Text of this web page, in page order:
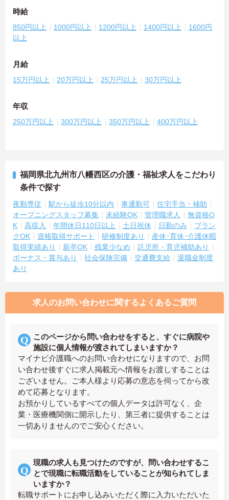
時給
850円以上 1000円以上 1200円以上 1400円以上
1600円
以上
月給
15万円以上 20万円以上 25万円以上 30万円以上
年収
250万円以上 300万円以上 350万円以上 400万円以上
福岡県北九州市八幡西区の介護・福祉求人をこだわり
条件で探す
夜勤専従 駅から徒歩10分以内 車通勤可
住宅手当・補助
オープニングスタッフ募集
未経験OK 管理職求人
無資格O
K
高収入 年間休日110日以上 土日祝休 日勤のみ
ブラン
クOK
資格取得サポート 研修制度あり
産休･育休･介護休暇
取得実績あり
新卒OK 残業少なめ
託児所・育児補助あり
ボーナス・賞与あり
社会保険完備 交通費支給
退職金制度
あり
求人のお問い合わせに関するよくあるご質問
このページから問い合わせをすると、すぐに病院や
施設に個人情報が渡されてしまいますか？
マイナビ介護職へのお問い合わせになりますので、お問
い合わせ後すぐに求人掲載元へ情報をお渡しすることは
ございません。ご本人様より応募の意志を伺ってから改
めて応募となります。
お預かりしているすべての個人データは許可なく、企
業・医療機関側に開示したり、第三者に提供することは
一切ありませんのでご安心ください。
現職の求人も見つけたのですが、問い合わせするこ
とで現職に転職活動をしていることが知られてしま
いますか？
転職サポートにお申し込みいただく際に入力いただいた